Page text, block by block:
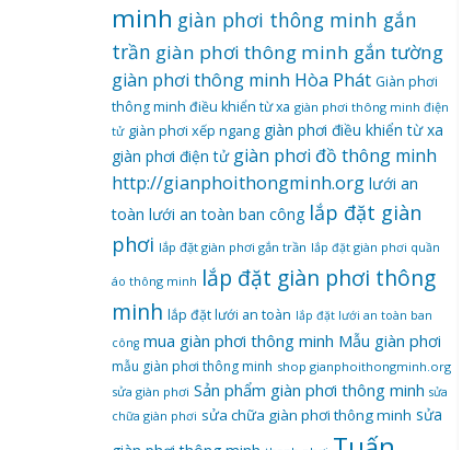
minh giàn phơi thông minh gắn
trần giàn phơi thông minh gắn tường
giàn phơi thông minh Hòa Phát Giàn phơi
thông minh điều khiển từ xa giàn phơi thông minh điện
tử giàn phơi xếp ngang giàn phơi điều khiển từ xa
giàn phơi điện tử giàn phơi đồ thông minh
http://gianphoithongminh.org lưới an
toàn lưới an toàn ban công lắp đặt giàn
phơi lắp đặt giàn phơi gắn trần lắp đặt giàn phơi quần
áo thông minh lắp đặt giàn phơi thông
minh lắp đặt lưới an toàn lắp đặt lưới an toàn ban
công mua giàn phơi thông minh Mẫu giàn phơi
mẫu giàn phơi thông minh shop gianphoithongminh.org
sửa giàn phơi Sản phẩm giàn phơi thông minh sửa
chữa giàn phơi sửa chữa giàn phơi thông minh sửa